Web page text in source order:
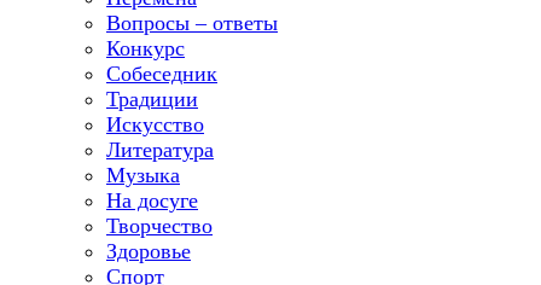
Вопросы – ответы
Конкурс
Собеседник
Традиции
Искусство
Литература
Музыка
На досуге
Творчество
Здоровье
Спорт